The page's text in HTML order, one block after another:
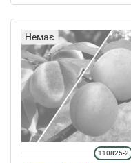
Немає
110825-2